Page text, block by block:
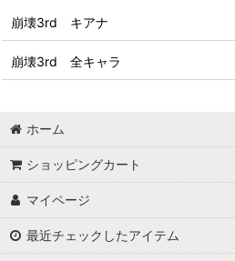
崩壊3rd キアナ
崩壊3rd 全キャラ
ホーム
ショッピングカート
マイページ
最近チェックしたアイテム